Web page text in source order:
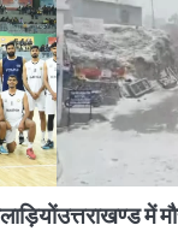
उत्तराखण्ड में